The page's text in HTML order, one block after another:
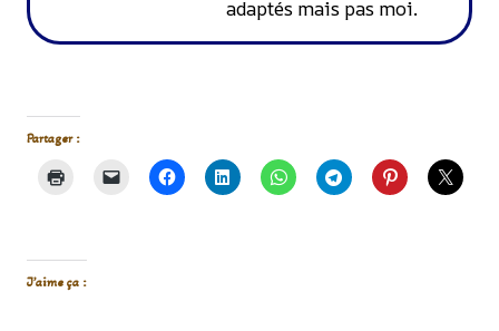
adaptés mais pas moi.
Partager :
J’aime ça :